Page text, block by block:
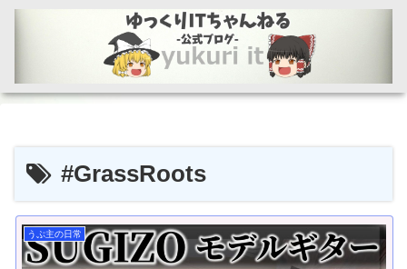
#GrassRoots
うぷ主の日常